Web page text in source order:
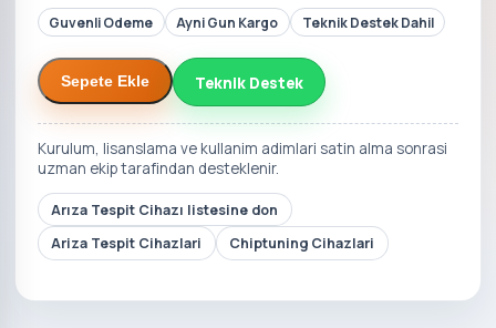
Guvenli Odeme Ayni Gun Kargo Teknik Destek Dahil
Sepete Ekle Teknik Destek
Kurulum, lisanslama ve kullanim adimlari satin alma sonrasi
uzman ekip tarafindan desteklenir.
Arıza Tespit Cihazı listesine don
Ariza Tespit Cihazlari
Chiptuning Cihazlari